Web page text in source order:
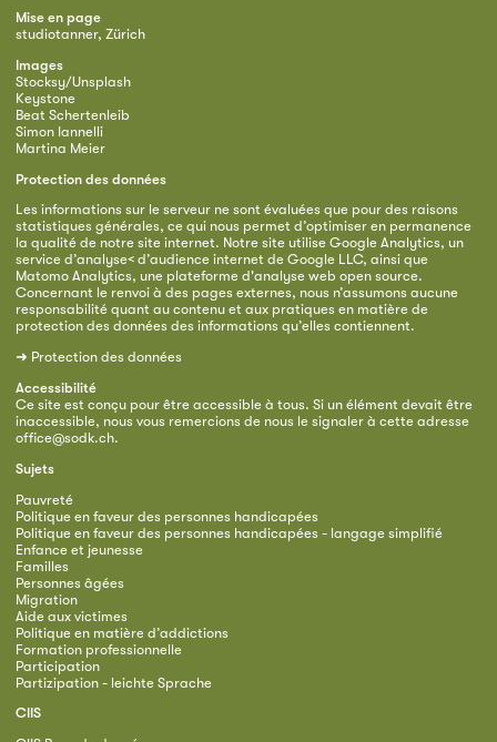
Mise en page
studiotanner, Zürich
Images
Stocksy/Unsplash
Keystone
Beat Schertenleib
Simon Iannelli
Martina Meier
Protection des données
Les informations sur le serveur ne sont évaluées que pour des raisons
statistiques générales, ce qui nous permet d’optimiser en permanence
la qualité de notre site internet. Notre site utilise Google Analytics, un
service d’analyse< d’audience internet de Google LLC, ainsi que
Matomo Analytics, une plateforme d'analyse web open source.
Concernant le renvoi à des pages externes, nous n’assumons aucune
responsabilité quant au contenu et aux pratiques en matière de
protection des données des informations qu’elles contiennent.
➜ Protection des données
Accessibilité
Ce site est conçu pour être accessible à tous. Si un élément devait être
inaccessible, nous vous remercions de nous le signaler à cette adresse
office@sodk.ch.
Sujets
Pauvreté
Politique en faveur des personnes handicapées
Politique en faveur des personnes handicapées - langage simplifié
Enfance et jeunesse
Familles
Personnes âgées
Migration
Aide aux victimes
Politique en matière d’addictions
Formation professionnelle
Participation
Partizipation - leichte Sprache
CIIS